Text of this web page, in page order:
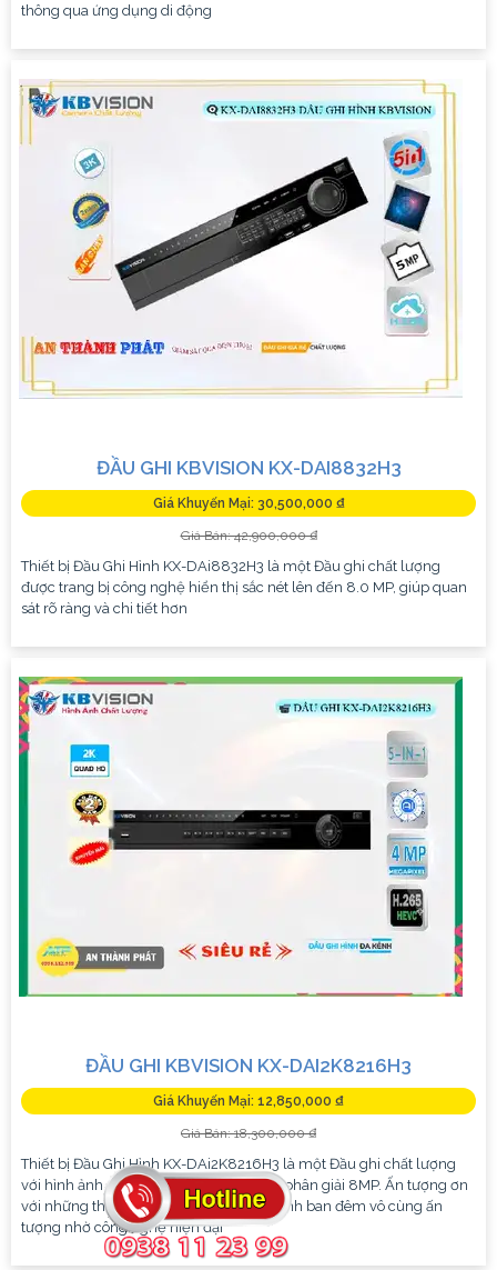
thông qua ứng dụng di động
ĐẦU GHI KBVISION KX-DAI8832H3
Giá Khuyến Mại: 30,500,000 ₫
Giá Bán: 42,900,000 ₫
Thiết bị Đầu Ghi Hình KX-DAi8832H3 là một Đầu ghi chất lượng
được trang bị công nghệ hiển thị sắc nét lên đến 8.0 MP, giúp quan
sát rõ ràng và chi tiết hơn
ĐẦU GHI KBVISION KX-DAI2K8216H3
Giá Khuyến Mại: 12,850,000 ₫
Giá Bán: 18,300,000 ₫
Thiết bị Đầu Ghi Hình KX-DAi2K8216H3 là một Đầu ghi chất lượng
với hình ảnh siêu sắc nét Ultra 4K và độ phân giải 8MP. Ấn tượng ơn
với những thông số là chất lượng hình ảnh ban đêm vô cùng ấn
tượng nhờ công nghệ hiện đại